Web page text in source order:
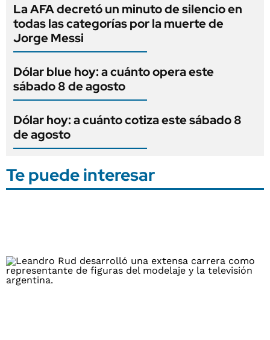
La AFA decretó un minuto de silencio en
todas las categorías por la muerte de
Jorge Messi
Dólar blue hoy: a cuánto opera este
sábado 8 de agosto
Dólar hoy: a cuánto cotiza este sábado 8
de agosto
Te puede interesar